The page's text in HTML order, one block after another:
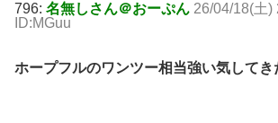
796: 名無しさん＠おーぷん 26/04/18(土)
ID:MGuu
ホープフルのワンツー相当強い気してき